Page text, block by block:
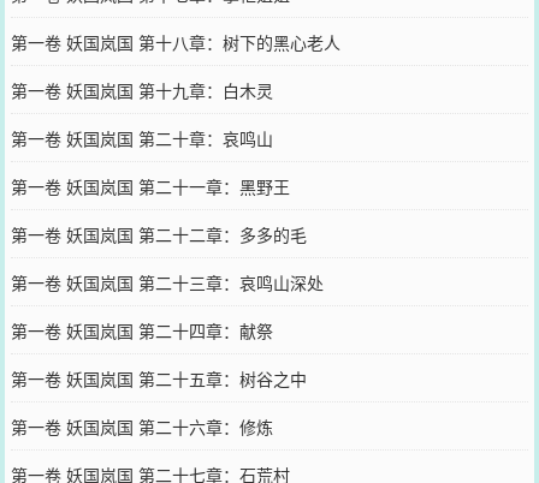
第一卷 妖国岚国 第十八章：树下的黑心老人
第一卷 妖国岚国 第十九章：白木灵
第一卷 妖国岚国 第二十章：哀鸣山
第一卷 妖国岚国 第二十一章：黑野王
第一卷 妖国岚国 第二十二章：多多的毛
第一卷 妖国岚国 第二十三章：哀鸣山深处
第一卷 妖国岚国 第二十四章：献祭
第一卷 妖国岚国 第二十五章：树谷之中
第一卷 妖国岚国 第二十六章：修炼
第一卷 妖国岚国 第二十七章：石荒村